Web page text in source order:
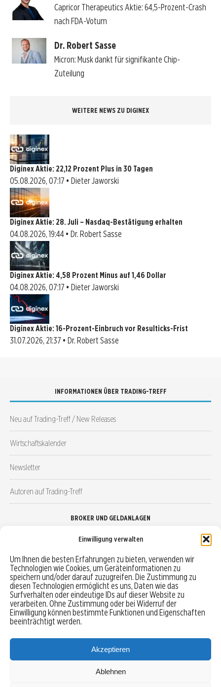
Einwilligung verwalten
Um Ihnen die besten Erfahrungen zu bieten, verwenden wir
Technologien wie Cookies, um Geräteinformationen zu
speichern und/oder darauf zuzugreifen. Die Zustimmung zu
diesen Technologien ermöglicht es uns, Daten wie das
Surfverhalten oder eindeutige IDs auf dieser Website zu
verarbeiten. Ohne Zustimmung oder bei Widerruf der
Einwilligung können bestimmte Funktionen und Eigenschaften
beeinträchtigt werden.
Akzeptieren
Ablehnen
Capricor Therapeutics Aktie: 64,5-Prozent-Crash
nach FDA-Votum
Dr. Robert Sasse
Micron: Musk dankt für signifikante Chip-
Zuteilung
WEITERE NEWS ZU DIGINEX
Diginex Aktie: 22,12 Prozent Plus in 30 Tagen
05.08.2026, 07:17 • Dieter Jaworski
Diginex Aktie: 28. Juli – Nasdaq-Bestätigung erhalten
04.08.2026, 19:44 • Dr. Robert Sasse
Diginex Aktie: 4,58 Prozent Minus auf 1,46 Dollar
04.08.2026, 07:17 • Dieter Jaworski
Diginex Aktie: 16-Prozent-Einbruch vor Resulticks-Frist
31.07.2026, 21:37 • Dr. Robert Sasse
INFORMATIONEN ÜBER TRADING-TREFF
Neu auf Trading-Treff / New Releases
Wirtschaftskalender
Newsletter
Autoren auf Trading-Treff
BROKER UND GELDANLAGEN
Robo-Advisor vergleichen
Depotvergleich
Festgeld vergleichen
Tagesgeld vergleichen